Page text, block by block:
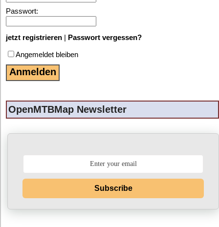
Passwort:
jetzt registrieren | Passwort vergessen?
Angemeldet bleiben
OpenMTBMap Newsletter
Subscribe